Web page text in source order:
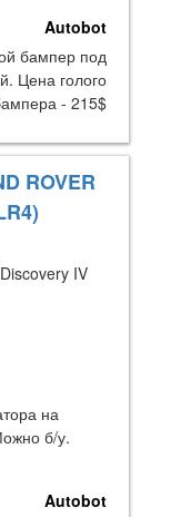
Autobot
бампер под
Цена голого
- 215$
ROVER
IV
на
б/у.
Autobot